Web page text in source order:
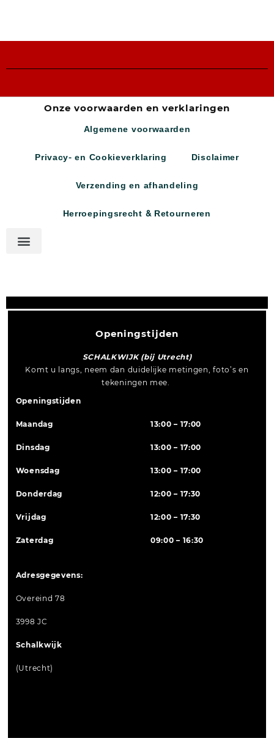
Onze voorwaarden en verklaringen
Algemene voorwaarden
Privacy- en Cookieverklaring
Disclaimer
Verzending en afhandeling
Herroepingsrecht & Retourneren
Openingstijden
SCHALKWIJK (bij Utrecht)
Komt u langs, neem dan duidelijke metingen, foto’s en
tekeningen mee.
Openingstijden
Maandag 13:00 – 17:00
Dinsdag 13:00 – 17:00
Woensdag 13:00 – 17:00
Donderdag 12:00 – 17:30
Vrijdag 12:00 – 17:30
Zaterdag 09:00 – 16:30
Adresgegevens:
Overeind 78
3998 JC
Schalkwijk
(Utrecht)